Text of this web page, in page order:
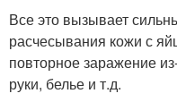
Все это вызывает
расчесывания кожи с
повторное заражение
руки, белье и т.д.